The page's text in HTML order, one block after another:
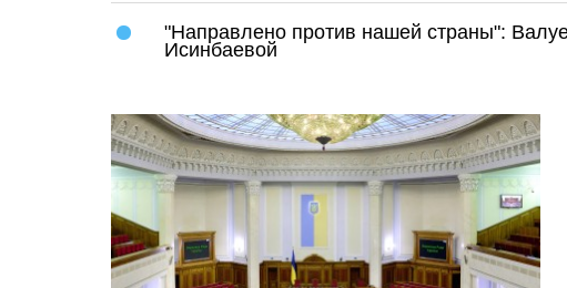
"Направлено против нашей страны":
Исинбаевой